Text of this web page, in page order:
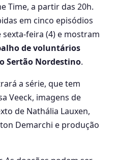
Time, a partir das 20h.
em cinco episódios
feira (4) e mostram
de voluntários
Sertão Nordestino.
a série, que tem
Veeck, imagens de
de Nathália Lauxen,
Demarchi e produção